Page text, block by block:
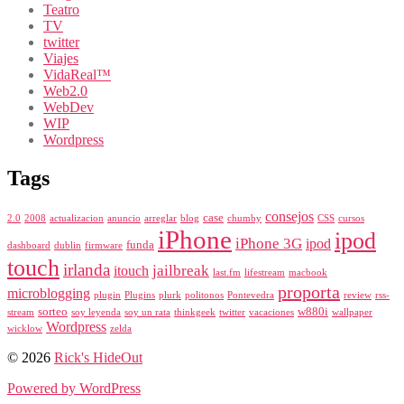
Teatro
TV
twitter
Viajes
VidaReal™
Web2.0
WebDev
WIP
Wordpress
Tags
2.0 2008 actualizacion anuncio arreglar blog case chumby consejos CSS cursos
dashboard dublin firmware funda iPhone iPhone 3G ipod ipod
touchirlanda itouch jailbreak last.fm lifestream macbook
microblogging plugin Plugins plurk politonos Pontevedra proporta review rss-
stream sorteo soy leyenda soy un rata thinkgeek twitter vacaciones w880i wallpaper
wicklow Wordpress zelda
© 2026 Rick's HideOut
Powered by WordPress